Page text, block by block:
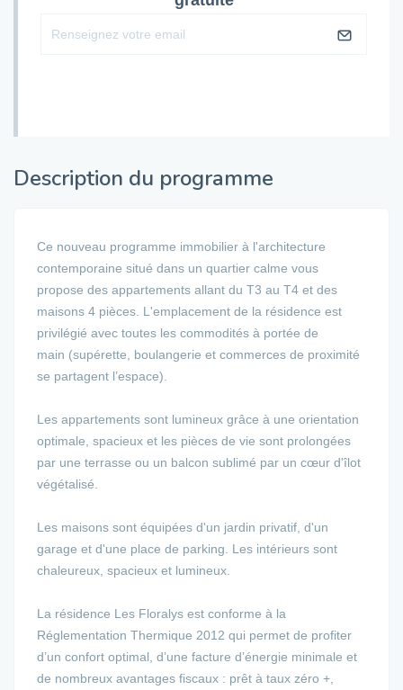
Description du programme
Ce nouveau programme immobilier à l'architecture
contemporaine situé dans un quartier calme vous
propose des appartements allant du T3 au T4 et des
maisons 4 pièces. L'emplacement de la résidence est
privilégié avec toutes les commodités à portée de
main (supérette, boulangerie et commerces de proximité
se partagent l’espace).
Les appartements sont lumineux grâce à une orientation
optimale, spacieux et les pièces de vie sont prolongées
par une terrasse ou un balcon sublimé par un cœur d'îlot
végétalisé.
Les maisons sont équipées d'un jardin privatif, d'un
garage et d'une place de parking. Les intérieurs sont
chaleureux, spacieux et lumineux.
La résidence Les Floralys est conforme à la
Réglementation Thermique 2012 qui permet de profiter
d’un confort optimal, d’une facture d’énergie minimale et
de nombreux avantages fiscaux : prêt à taux zéro +,